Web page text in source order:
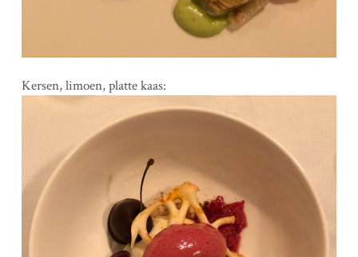
Kersen, limoen, platte kaas: